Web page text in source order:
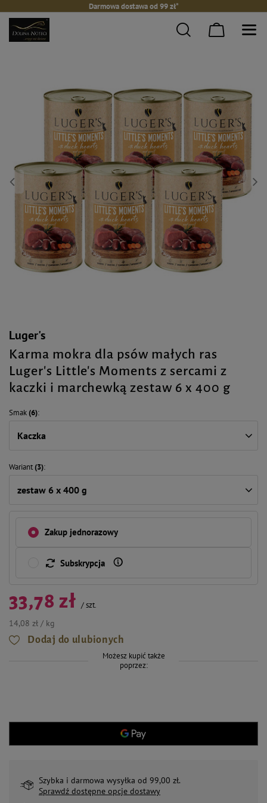
Darmowa dostawa od 99 zł*
Luger's
Karma mokra dla psów małych ras
Luger's Little's Moments z sercami z
kaczki i marchewką zestaw 6 x 400 g
Smak(6)
Kaczka
Wariant(3)
zestaw 6 x 400 g
Zakup jednorazowy
Subskrypcja
33,78 zł /szt.
14,08 zł / kg
Dodaj do ulubionych
Możesz kupić także
poprzez:
Szybka i darmowa wysyłka od 99,00 zł.
Sprawdź dostępne opcje dostawy